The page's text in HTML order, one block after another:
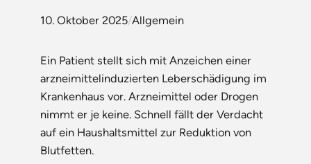
10. Oktober 2025/Allgemein
Ein Patient stellt sich mit Anzeichen einer
arzneimittelinduzierten Leberschädigung im
Krankenhaus vor. Arzneimittel oder Drogen
nimmt er je keine. Schnell fällt der Verdacht
auf ein Haushaltsmittel zur Reduktion von
Blutfetten.